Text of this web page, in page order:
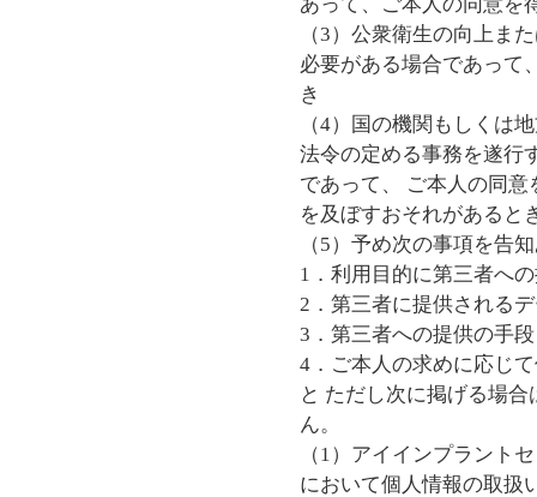
（3）公衆衛生の向上ま
必要がある場合であって
き
（4）国の機関もしくは
法令の定める事務を遂行
であって、 ご本人の同
を及ぼすおそれがあると
（5）予め次の事項を告
1．利用目的に第三者へ
2．第三者に提供される
3．第三者への提供の手
4．ご本人の求めに応じ
と ただし次に掲げる場
ん。
（1）アイインプラント
において個人情報の取扱